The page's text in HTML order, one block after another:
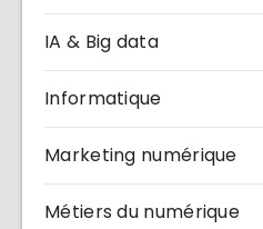
IA & Big data
Informatique
Marketing numérique
Métiers du numérique